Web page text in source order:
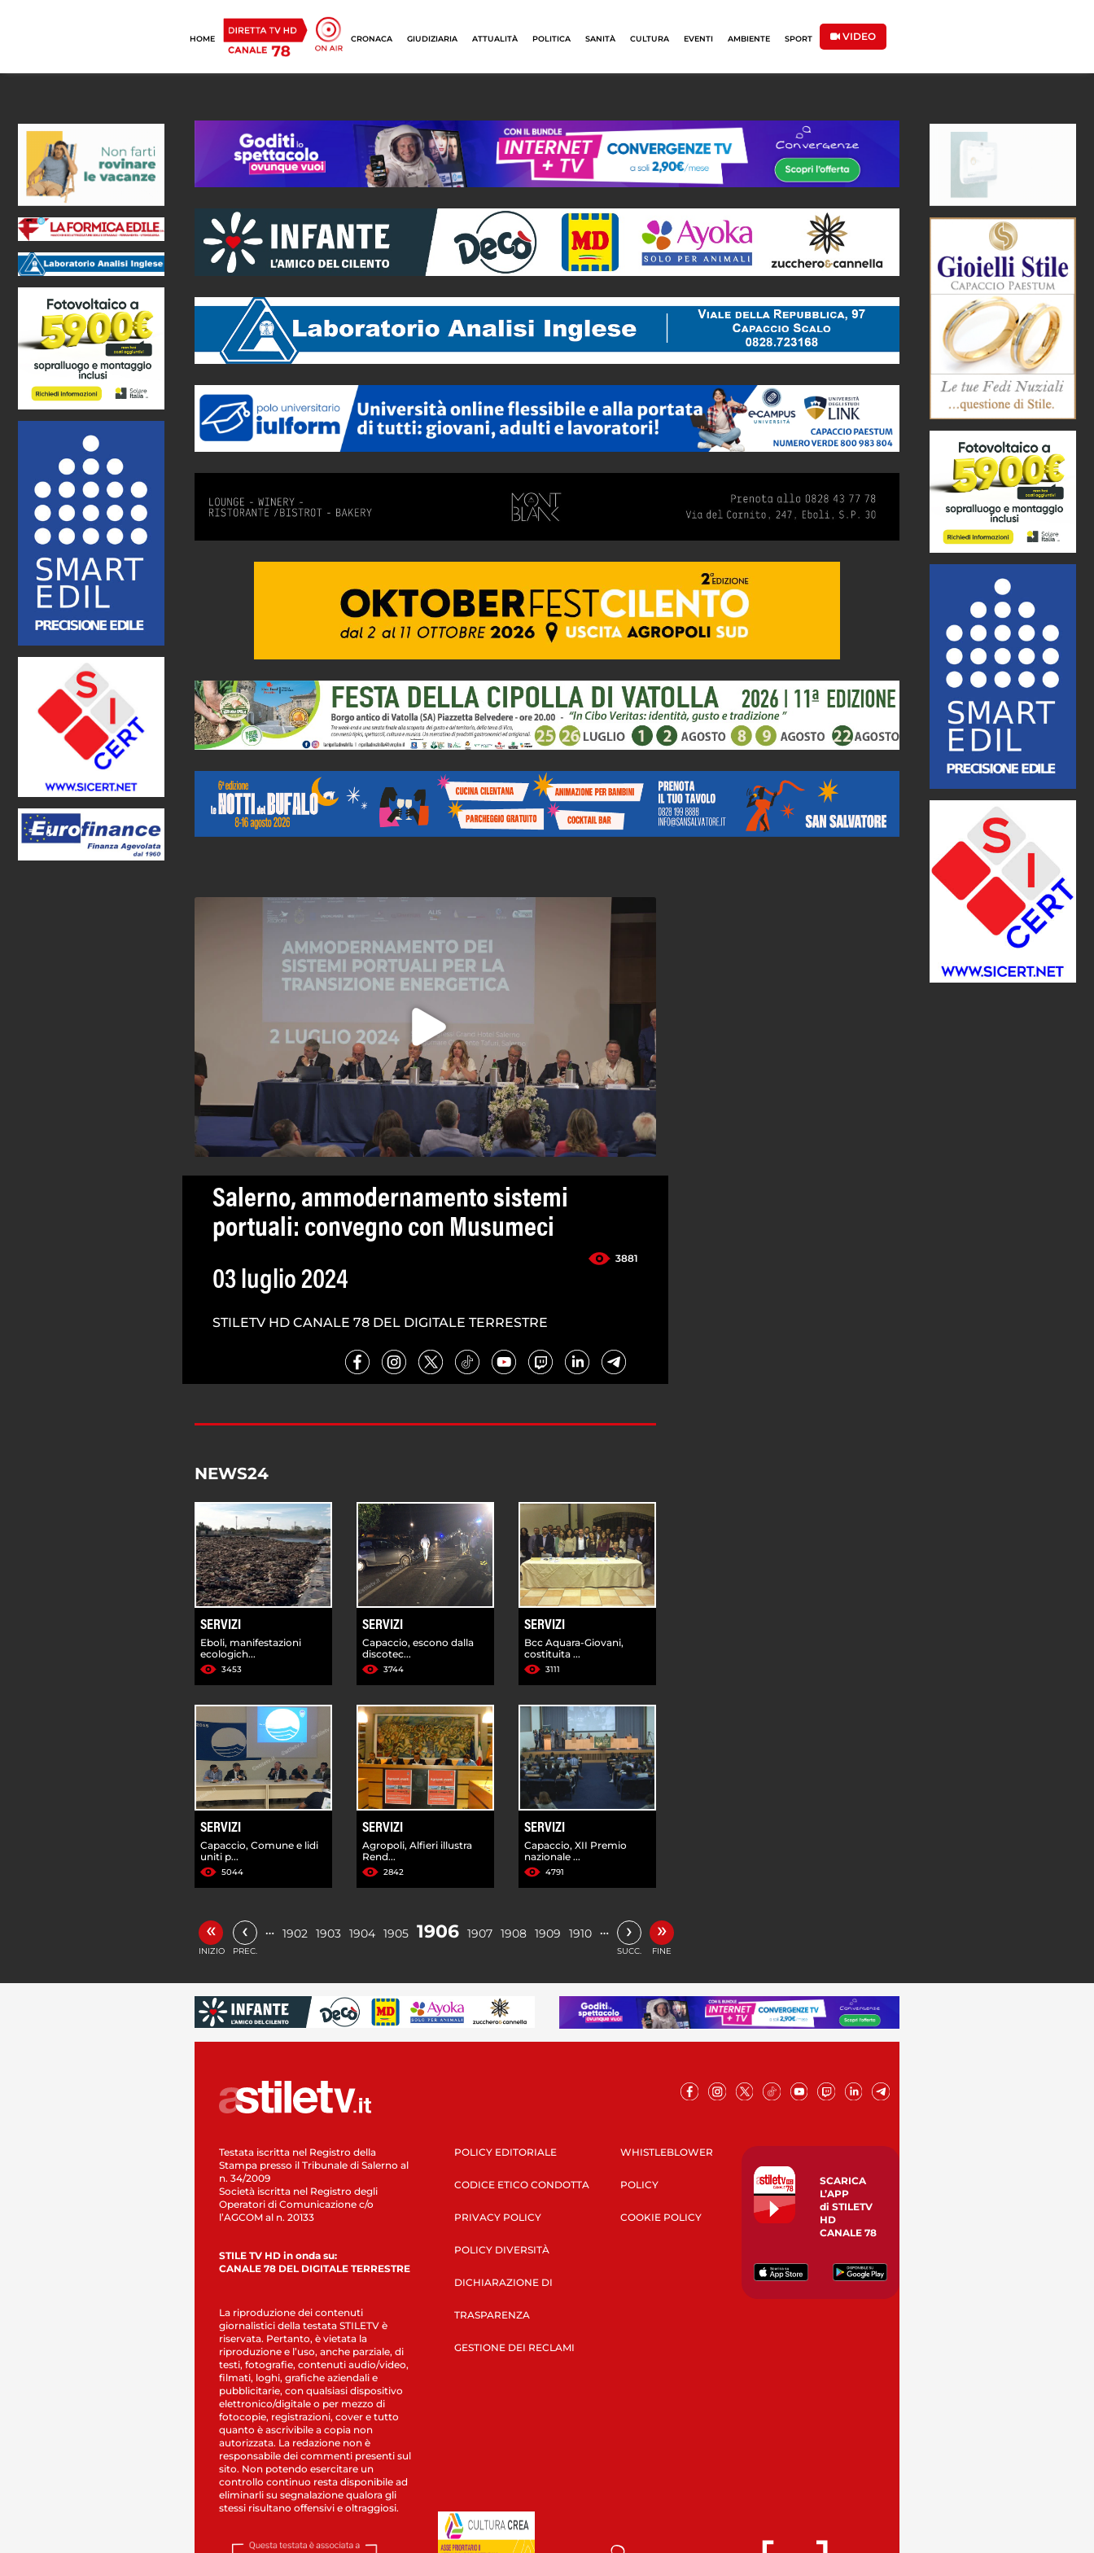
HOME CRONACA GIUDIZIARIA ATTUALITÀ POLITICA SANITÀ CULTURA EVENTI AMBIENTE SPORT VIDEO
Salerno, ammodernamento sistemi
portuali: convegno con Musumeci
3881
03 luglio 2024
STILETV HD CANALE 78 DEL DIGITALE TERRESTRE
NEWS24
SERVIZI
Eboli, manifestazioni
ecologich...
3453
SERVIZI
Capaccio, escono dalla
discotec...
3744
SERVIZI
Bcc Aquara-Giovani,
costituita ...
3111
SERVIZI
Capaccio, Comune e lidi
uniti p...
5044
SERVIZI
Agropoli, Alfieri illustra
Rend...
2842
SERVIZI
Capaccio, XII Premio
nazionale ...
4791
«
INIZIO
‹
PREC.
… 1902 1903 1904 1905 1906 1907 1908 1909 1910 … ›
SUCC.
»
FINE
Testata iscritta nel Registro della
Stampa presso il Tribunale di Salerno al
n. 34/2009
Società iscritta nel Registro degli
Operatori di Comunicazione c/o
l’AGCOM al n. 20133
STILE TV HD in onda su:
CANALE 78 DEL DIGITALE TERRESTRE
La riproduzione dei contenuti
giornalistici della testata STILETV è
riservata. Pertanto, è vietata la
riproduzione e l’uso, anche parziale, di
testi, fotografie, contenuti audio/video,
filmati, loghi, grafiche aziendali e
pubblicitarie, con qualsiasi dispositivo
elettronico/digitale o per mezzo di
fotocopie, registrazioni, cover e tutto
quanto è ascrivibile a copia non
autorizzata. La redazione non è
responsabile dei commenti presenti sul
sito. Non potendo esercitare un
controllo continuo resta disponibile ad
eliminarli su segnalazione qualora gli
stessi risultano offensivi e oltraggiosi.
POLICY EDITORIALE
CODICE ETICO CONDOTTA
PRIVACY POLICY
POLICY DIVERSITÀ
DICHIARAZIONE DI
TRASPARENZA
GESTIONE DEI RECLAMI
WHISTLEBLOWER
POLICY
COOKIE POLICY
SCARICA
L’APP
di STILETV
HD
CANALE 78